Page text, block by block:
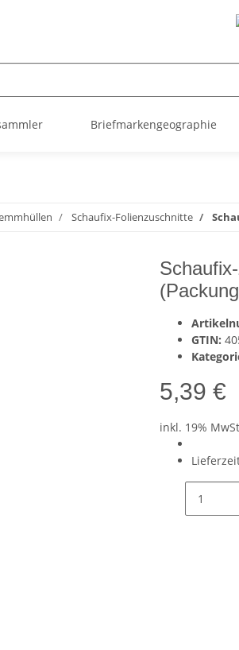
Briefmarkengeographie
Schaufix-Folienzuschnitte
GTIN:
5,39 €
inkl. 19%